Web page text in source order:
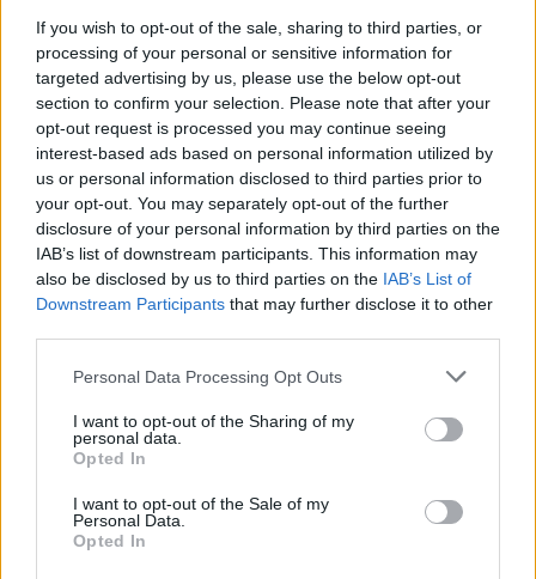
If you wish to opt-out of the sale, sharing to third parties, or
processing of your personal or sensitive information for
targeted advertising by us, please use the below opt-out
section to confirm your selection. Please note that after your
opt-out request is processed you may continue seeing
interest-based ads based on personal information utilized by
us or personal information disclosed to third parties prior to
your opt-out. You may separately opt-out of the further
disclosure of your personal information by third parties on the
IAB’s list of downstream participants. This information may
also be disclosed by us to third parties on the IAB’s List of
Downstream Participants that may further disclose it to other
Personal Data Processing Opt Outs
I want to opt-out of the Sharing of my
personal data.
Opted In
I want to opt-out of the Sale of my
Personal Data.
Opted In